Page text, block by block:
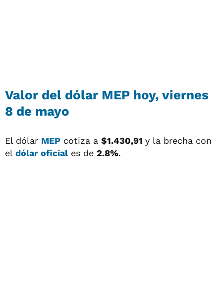
Valor del dólar MEP hoy, viernes
8 de mayo
El dólar MEP cotiza a $1.430,91 y la brecha con
el dólar oficial es de 2.8%.